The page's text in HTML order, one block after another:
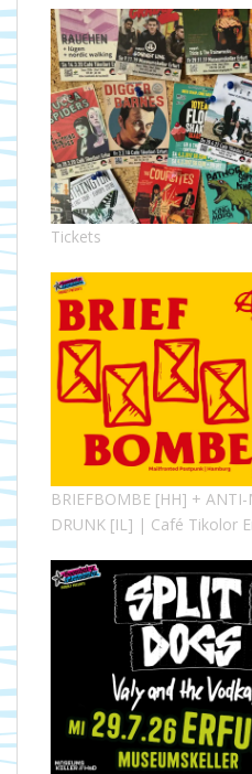
Tickets
BRIEFBOMBE [HH] + ANTI-
DRUNK [IL] | Café Tikolor